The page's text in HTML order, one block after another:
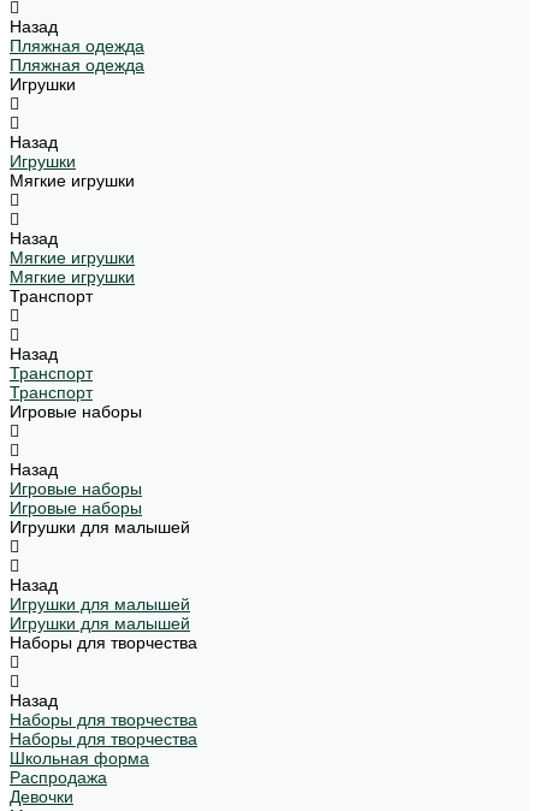
Назад
Пляжная одежда
Пляжная одежда
Игрушки
Назад
Игрушки
Мягкие игрушки
Назад
Мягкие игрушки
Мягкие игрушки
Транспорт
Назад
Транспорт
Транспорт
Игровые наборы
Назад
Игровые наборы
Игровые наборы
Игрушки для малышей
Назад
Игрушки для малышей
Игрушки для малышей
Наборы для творчества
Назад
Наборы для творчества
Наборы для творчества
Школьная форма
Распродажа
Девочки